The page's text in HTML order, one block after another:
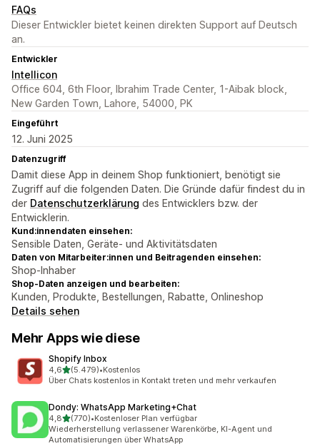
FAQs
Dieser Entwickler bietet keinen direkten Support auf Deutsch
an.
Entwickler
Intellicon
Office 604, 6th Floor, Ibrahim Trade Center, 1-Aibak block,
New Garden Town, Lahore, 54000, PK
Eingeführt
12. Juni 2025
Datenzugriff
Damit diese App in deinem Shop funktioniert, benötigt sie
Zugriff auf die folgenden Daten. Die Gründe dafür findest du in
der Datenschutzerklärung des Entwicklers bzw. der
Entwicklerin.
Kund:innendaten einsehen:
Sensible Daten, Geräte- und Aktivitätsdaten
Daten von Mitarbeiter:innen und Beitragenden einsehen:
Shop-Inhaber
Shop-Daten anzeigen und bearbeiten:
Kunden, Produkte, Bestellungen, Rabatte, Onlineshop
Details sehen
Mehr Apps wie diese
Shopify Inbox
4,6von 5 Sternen
(5.479)
5479 Rezensionen insgesamt
•Kostenlos
Über Chats kostenlos in Kontakt treten und mehr verkaufen
Dondy: WhatsApp Marketing+Chat
4,8von 5 Sternen
(770)
770 Rezensionen insgesamt
•Kostenloser Plan verfügbar
Wiederherstellung verlassener Warenkörbe, KI-Agent und
Automatisierungen über WhatsApp